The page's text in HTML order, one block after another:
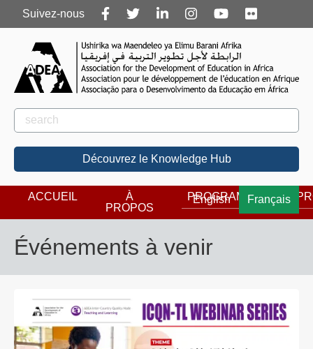
Follow
us
Suivez-nous
Rechercher
Rechercher
Découvrez le Knowledge Hub
English Français
ACCUEIL
À
PROPOS
PROGRAMMES
Événements à venir